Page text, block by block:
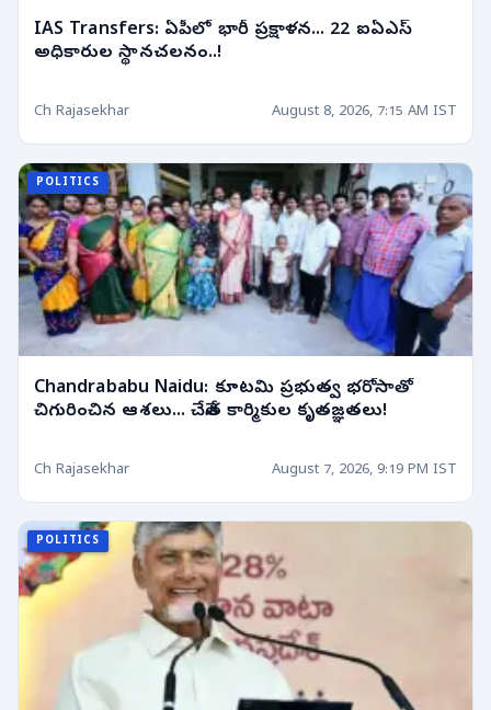
IAS Transfers: ఏపీలో భారీ ప్రక్షాళన... 22 ఐఏఎస్
అధికారుల స్థానచలనం..!
Ch Rajasekhar August 8, 2026, 7:15 AM IST
POLITICS
Chandrababu Naidu: కూటమి ప్రభుత్వ భరోసాతో
చిగురించిన ఆశలు... చేనేత కార్మికుల కృతజ్ఞతలు!
Ch Rajasekhar August 7, 2026, 9:19 PM IST
POLITICS